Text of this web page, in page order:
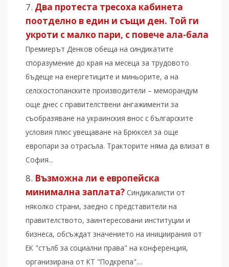
Два протеста тресоха кабинета
поотделно в един и същи ден. Той ги
укроти с малко пари, с повече ала-бала
Премиерът Денков обеща на синдикатите
споразумение до края на месеца за трудовото
бъдеще на енергетиците и миньорите, а на
селскостопанските производители – меморандум
още днес с правителствени ангажименти за
съобразяване на украинския внос с българските
условия плюс увещаване на Брюксел за още
европари за отрасъла. Тракторите няма да влизат в
София...
Възможна ли е европейска
минимална заплата? Синдикалисти от
няколко страни, заедно с представители на
правителството, заинтересовани институции и
бизнеса, обсъждат значението на инициирания от
ЕК "стълб за социални права" на конференция,
организирана от КТ "Подкрепа"....